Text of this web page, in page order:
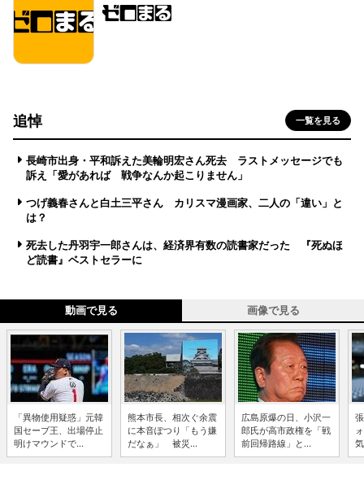
追悼 一覧を見る
長崎市出身・平和訴えた美輪明宏さん死去 ラストメッセージでも
訴え「愛があれば 戦争なんか起こりません」
つげ義春さんと白土三平さん カリスマ漫画家、二人の「違い」と
は？
死去した丹羽宇一郎さんは、経済界有数の読書家だった 『死ぬほ
ど読書』ベストセラーに
動画で見る 画像で見る
「異物使用疑惑」元韓
国セーブ王、出場停止
明けマウンドで...
熊本市長、相次ぐ余震
に本音ぽつり「もう嫌
だなぁ」 被災...
広島原爆の日、小沢一
郎氏が高市政権を「戦
前回帰路線」と...